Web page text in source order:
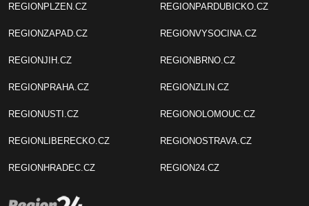
REGIONPLZEN.CZ
REGIONZAPAD.CZ
REGIONJIH.CZ
REGIONPRAHA.CZ
REGIONUSTI.CZ
REGIONLIBERECKO.CZ
REGIONHRADEC.CZ
REGIONPARDUBICKO.CZ
REGIONVYSOCINA.CZ
REGIONBRNO.CZ
REGIONZLIN.CZ
REGIONOLOMOUC.CZ
REGIONOSTRAVA.CZ
REGION24.CZ